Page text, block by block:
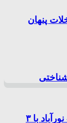
پنهان
واژگونی پژو۲۰۶ در جاده بابامیدان- نورآباد با ۳